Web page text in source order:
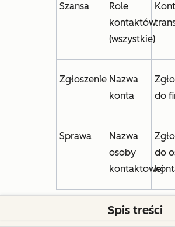
Szansa
Role
kontaktów
(wszystkie)
Zgłoszenie Nazwa
konta
do
Sprawa
Nazwa
osoby
kontaktowej
do
Typy danych Salesforce
Spis treści